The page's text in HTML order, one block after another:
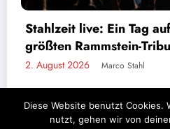
Bands die
doch sowieso
1. August 2026
Diese Website benutzt Cookies.
nutzt, gehen wir von